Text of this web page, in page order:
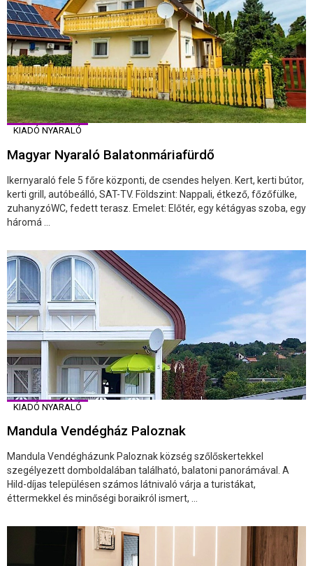
KIADÓ NYARALÓ
Magyar Nyaraló Balatonmáriafürdő
Ikernyaraló fele 5 főre központi, de csendes helyen. Kert, kerti bútor,
kerti grill, autóbeálló, SAT-TV. Földszint: Nappali, étkező, főzőfülke,
zuhanyzóWC, fedett terasz. Emelet: Előtér, egy kétágyas szoba, egy
háromá ...
KIADÓ NYARALÓ
Mandula Vendégház Paloznak
Mandula Vendégházunk Paloznak község szőlőskertekkel
szegélyezett domboldalában található, balatoni panorámával. A
Hild-díjas településen számos látnivaló várja a turistákat,
éttermekkel és minőségi boraikról ismert, ...